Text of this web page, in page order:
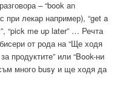
– “book an
при лекар например), “get a
“pick me up later” … Речта
от рода на “Ще ходя
продуктите” или “Book-ни
много busy и ще ходя да